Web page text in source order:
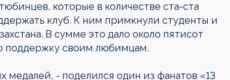
которые в количестве ста-ста
клуб. К ним примкнули студенты и
В сумме это дало около пятисот
поддержку своим любимцам.
медалей, - поделился один из фанатов «13